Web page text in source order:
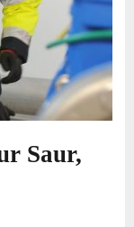
Saur,